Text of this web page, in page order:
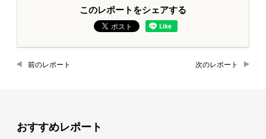
このレポートをシェアする
前のレポート 次のレポート
おすすめレポート